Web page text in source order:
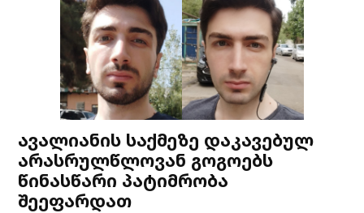
ავალიანის საქმეზე დაკავებულ
არასრულწლოვან გოგოებს
წინასწარი პატიმრობა
შეეფარდათ